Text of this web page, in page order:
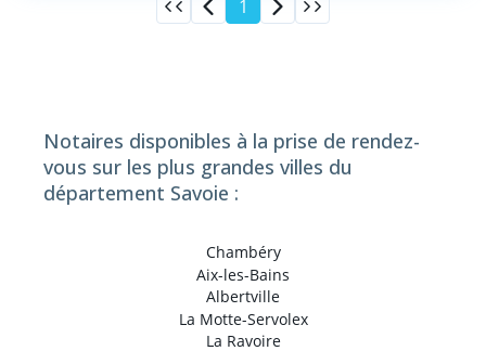
1
Notaires disponibles à la prise de rendez-
vous sur les plus grandes villes du
département Savoie :
Chambéry
Aix-les-Bains
Albertville
La Motte-Servolex
La Ravoire